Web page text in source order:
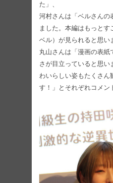
た」、
河村さんは「ベルさんの
ました。本編はもっとす
ベル）が見られると思い
丸山さんは「漫画の表紙
さが目立っていると思い
わいらしい姿もたくさん
す！」とそれぞれコメン